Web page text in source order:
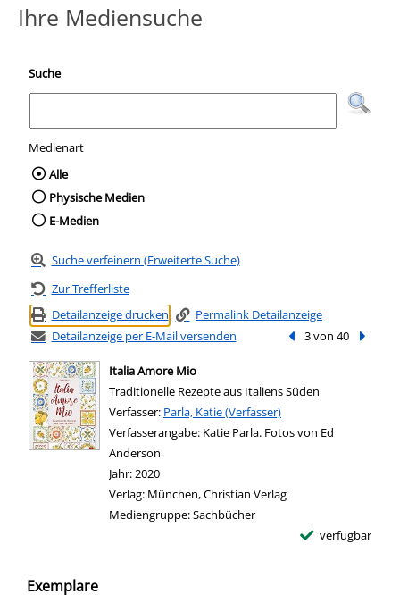
Ihre Mediensuche
Suche
Medienart
Wählen Sie die Medienart nach der Sie
Alle
Physische Medien
E-Medien
Suche verfeinern (Erweiterte Suche)
Zur Trefferliste
Detailanzeige drucken
Permalink Detailanzeige
Detailanzeige per E-Mail versenden
Vorheriger Treffer
3 von 40
Italia Amore Mio
Traditionelle Rezepte aus Italiens Süden
Verfasser: Suche nach diesem Verfasser
Parla, Katie (Verfasser)
Verfasserangabe: Katie Parla. Fotos von Ed
Anderson
Jahr:2020
Verlag: München, Christian Verlag
Mediengruppe:Sachbücher
verfügbar
Exemplare